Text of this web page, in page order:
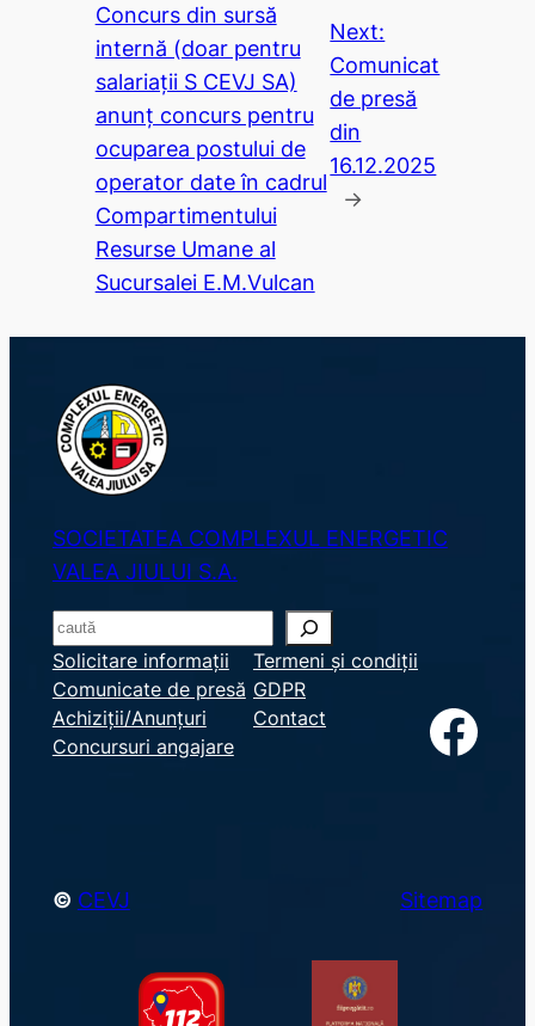
Concurs din sursă
internă (doar pentru
salariații S CEVJ SA)
anunț concurs pentru
ocuparea postului de
operator date în cadrul
Compartimentului
Resurse Umane al
Sucursalei E.M.Vulcan
Next:
Comunicat
de presă
din
16.12.2025
→
SOCIETATEA COMPLEXUL ENERGETIC
VALEA JIULUI S.A.
S
e
a
r
c
Solicitare informații
Comunicate de presă
Achiziții/Anunțuri
Concursuri angajare
Termeni și condiții
GDPR
Contact
Facebook
© CEVJ Sitemap